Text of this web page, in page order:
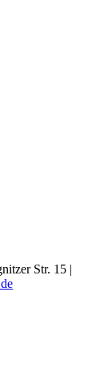
Str. 15 |